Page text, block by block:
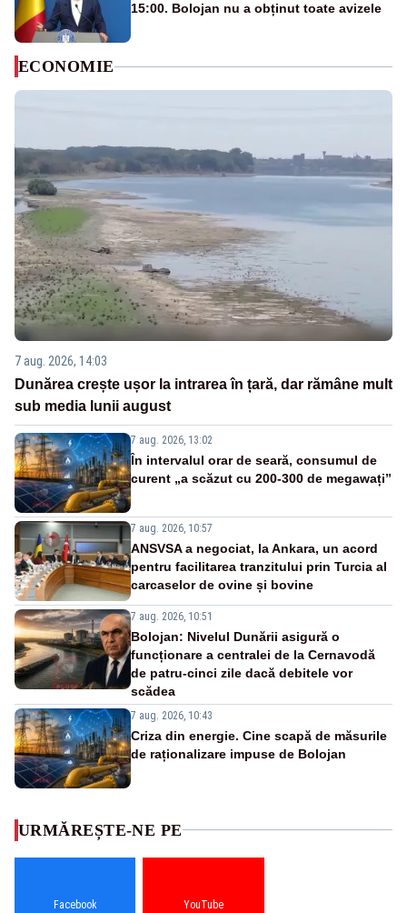
15:00. Bolojan nu a obținut toate avizele
ECONOMIE
7 aug. 2026, 14:03
Dunărea crește ușor la intrarea în țară, dar rămâne mult
sub media lunii august
7 aug. 2026, 13:02
În intervalul orar de seară, consumul de
curent „a scăzut cu 200-300 de megawați”
7 aug. 2026, 10:57
ANSVSA a negociat, la Ankara, un acord
pentru facilitarea tranzitului prin Turcia al
carcaselor de ovine și bovine
7 aug. 2026, 10:51
Bolojan: Nivelul Dunării asigură o
funcționare a centralei de la Cernavodă
de patru-cinci zile dacă debitele vor
scădea
7 aug. 2026, 10:43
Criza din energie. Cine scapă de măsurile
de raționalizare impuse de Bolojan
URMĂREȘTE-NE PE
Facebook YouTube